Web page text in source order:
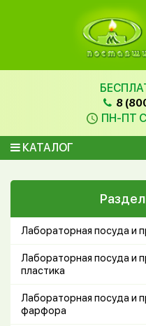
8
ПН-ПТ
КАТАЛОГ
Лабораторная посуда и
Лабораторная посуда и
пластика
Лабораторная посуда и
фарфора